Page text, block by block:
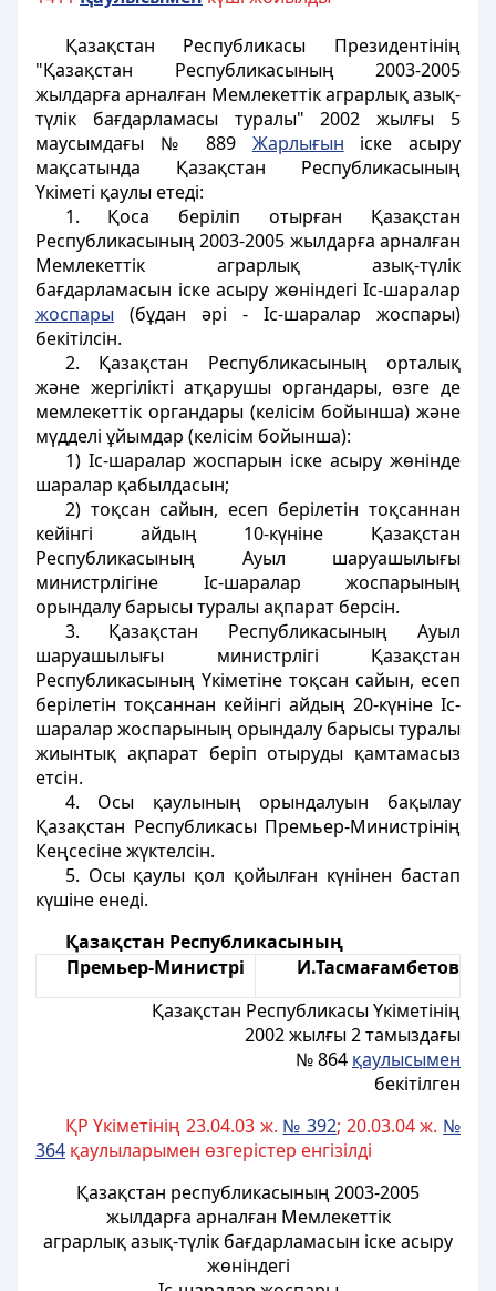
Қазақстан Республикасы Президентінің
"Қазақстан Республикасының 2003-2005
жылдарға арналған Мемлекеттік аграрлық азық-
түлiк бағдарламасы туралы" 2002 жылғы 5
маусымдағы № 889 Жарлығын iске асыру
мақсатында Қазақстан Республикасының
Yкіметі қаулы етеді:
1. Қоса берiлiп отырған Қазақстан
Республикасының 2003-2005 жылдарға арналған
Мемлекеттік аграрлық азық-түлiк
бағдарламасын iске асыру жөніндегі Іс-шаралар
жоспары (бұдан әрi - Iс-шаралар жоспары)
бекітілсiн.
2. Қазақстан Республикасының орталық
және жергiлiктi атқарушы органдары, өзге де
мемлекеттік органдары (келісім бойынша) және
мүдделi ұйымдар (келісім бойынша):
1) Ic-шаралар жоспарын iске асыру жөнiнде
шаралар қабылдасын;
2) тоқсан сайын, есеп берiлетiн тоқсаннан
кейiнгi айдың 10-күнiне Қазақстан
Республикасының Ауыл шаруашылығы
министрлігіне Іс-шаралар жоспарының
орындалу барысы туралы ақпарат берсiн.
3. Қазақстан Республикасының Ауыл
шаруашылығы министрлігі Қазақстан
Республикасының Yкіметіне тоқсан сайын, есеп
берiлетiн тоқсаннан кейiнгi айдың 20-күнiне Iс-
шаралар жоспарының орындалу барысы туралы
жиынтық ақпарат берiп отыруды қамтамасыз
етсiн.
4. Осы қаулының орындалуын бақылау
Қазақстан Республикасы Премьер-Министрінің
Кеңсесiне жүктелсiн.
5. Осы қаулы қол қойылған күнінен бастап
күшiне енедi.
Қазақстан Республикасының
Премьер-Министрі
И.Тасмағамбетов
Қазақстан Республикасы Үкіметінiң
2002 жылғы 2 тамыздағы
№ 864 қаулысымен
бекітілген
ҚР Үкіметінің 23.04.03 ж. № 392; 20.03.04 ж. №
364 қаулыларымен өзгерістер енгізілді
Қазақстан республикасының 2003-2005
жылдарға арналған Мемлекеттік
аграрлық азық-түлiк бағдарламасын iске асыру
жөніндегі